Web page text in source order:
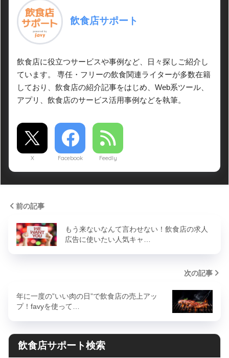
飲食店サポート
飲食店に役立つサービスや事例など、日々探しご紹介し
ています。 専任・フリーの飲食関連ライターが多数在籍
しており、飲食店の紹介記事をはじめ、Web系ツール、
アプリ、飲食店のサービス活用事例などを執筆。
X Facebook Feedly
前の記事
もう来ないなんて言わせない！飲食店の求人
広告に使いたい人気キャ…
次の記事
年に一度の”いい肉の日”で飲食店の売上アッ
プ！favyを使って…
飲食店サポート検索